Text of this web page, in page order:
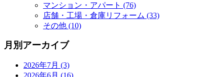
マンション・アパート (76)
店舗・工場・倉庫リフォーム (33)
その他 (10)
月別アーカイブ
2026年7月 (3)
2026年6月 (16)